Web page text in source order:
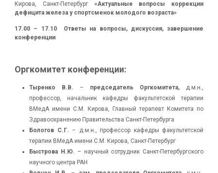
Кирова, Санкт-Петербург «Актуальные вопросы коррекции
дефицита железа у спортсменок молодого возраста»
17.00 – 17.10 Ответы на вопросы, дискуссия, завершение
конференции
Оргкомитет конференции:
Тыренко В.В. – председатель Оргкомитета, д.м.н.,
профессор, начальник кафедры факультетской терапии
ВМедА имени С.М. Кирова, Главный терапевт Комитета по
Здравоохранению Правительства Санкт-Петербурга
Бологов С.Г. – д.м.н., профессор кафедры факультетской
терапии ВМедА имени С.М. Кирова, Санкт-Петербург
Быстрова Н.Ю. – научный сотрудник Санкт-Петербургского
научного центра РАН